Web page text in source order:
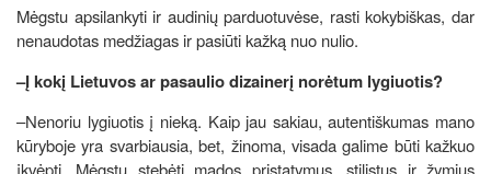
Mėgstu apsilankyti ir audinių parduotuvėse, rasti kokybiškas, dar
nenaudotas medžiagas ir pasiūti kažką nuo nulio.
–Į kokį Lietuvos ar pasaulio dizainerį norėtum lygiuotis?
–Nenoriu lygiuotis į nieką. Kaip jau sakiau, autentiškumas mano
kūryboje yra svarbiausia, bet, žinoma, visada galime būti kažkuo
įkvėpti. Mėgstu stebėti mados pristatymus, stilistus ir žymius